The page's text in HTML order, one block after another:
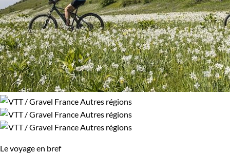
Le voyage en bref